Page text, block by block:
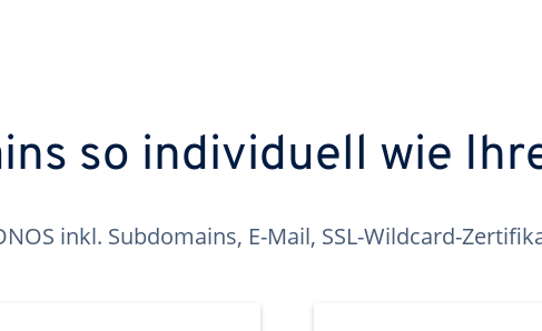
so individuell wie
inkl. Subdomains, E-Mail, SSL-Wildcard-